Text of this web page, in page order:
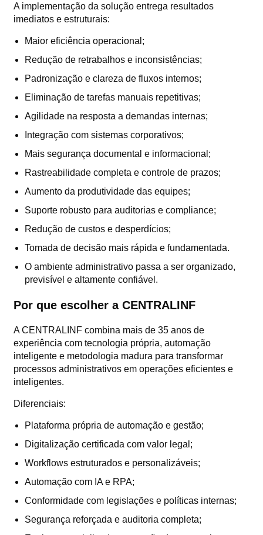
A implementação da solução entrega resultados
imediatos e estruturais:
Maior eficiência operacional;
Redução de retrabalhos e inconsistências;
Padronização e clareza de fluxos internos;
Eliminação de tarefas manuais repetitivas;
Agilidade na resposta a demandas internas;
Integração com sistemas corporativos;
Mais segurança documental e informacional;
Rastreabilidade completa e controle de prazos;
Aumento da produtividade das equipes;
Suporte robusto para auditorias e compliance;
Redução de custos e desperdícios;
Tomada de decisão mais rápida e fundamentada.
O ambiente administrativo passa a ser organizado,
previsível e altamente confiável.
Por que escolher a CENTRALINF
A CENTRALINF combina mais de 35 anos de
experiência com tecnologia própria, automação
inteligente e metodologia madura para transformar
processos administrativos em operações eficientes e
inteligentes.
Diferenciais:
Plataforma própria de automação e gestão;
Digitalização certificada com valor legal;
Workflows estruturados e personalizáveis;
Automação com IA e RPA;
Conformidade com legislações e políticas internas;
Segurança reforçada e auditoria completa;